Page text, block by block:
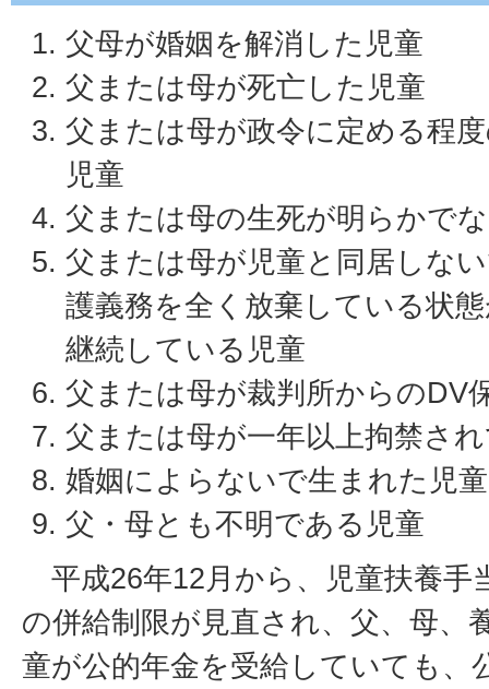
父母が婚姻を解消した児童
父または母が死亡した児童
父または母が政令に定める程
児童
父または母の生死が明らかで
父または母が児童と同居しな
護義務を全く放棄している状
継続している児童
父または母が裁判所からのDV
父または母が一年以上拘禁さ
婚姻によらないで生まれた児童
父・母とも不明である児童
平成26年12月から、児童扶養手
の併給制限が見直され、父、母、
童が公的年金を受給していても、